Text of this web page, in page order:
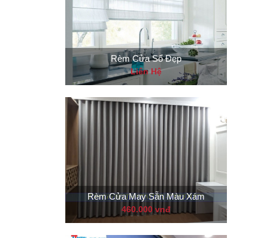
Rèm Cửa Sổ Đẹp
Liên Hệ
Rèm Cửa May Sẵn Màu Xám
460.000 vnđ